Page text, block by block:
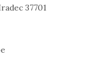
37701